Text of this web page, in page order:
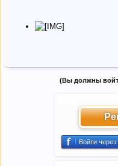
(Вы должны
Войти